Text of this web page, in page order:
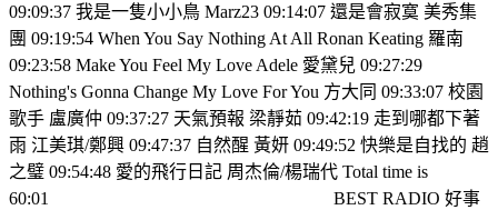
09:09:37 我是一隻小小鳥 Marz23 09:14:07 還是會寂寞 美秀集
團 09:19:54 When You Say Nothing At All Ronan Keating 羅南
09:23:58 Make You Feel My Love Adele 愛黛兒 09:27:29
Nothing's Gonna Change My Love For You 方大同 09:33:07 校園
歌手 盧廣仲 09:37:27 天氣預報 梁靜茹 09:42:19 走到哪都下著
雨 江美琪/鄭興 09:47:37 自然醒 黃妍 09:49:52 快樂是自找的 趙
之璧 09:54:48 愛的飛行日記 周杰倫/楊瑞代 Total time is
60:01
BEST RADIO 好事